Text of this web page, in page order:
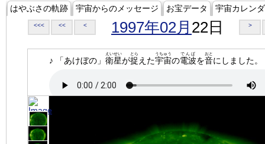
はやぶさの軌跡 宇宙からのメッセージ お宝データ 宇宙カレン
<<< << < 1997年02月 22日 >
♪ 「あけぼの」 衛星
えいせい
が捉
とら
えた宇宙
うちゅう
の電波
でんぱ
を音
おと
にしました。